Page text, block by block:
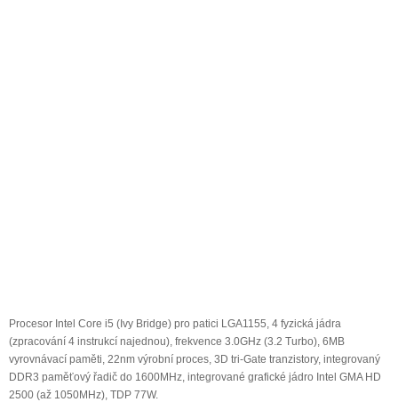
Procesor Intel Core i5 (Ivy Bridge) pro patici LGA1155, 4 fyzická jádra
(zpracování 4 instrukcí najednou), frekvence 3.0GHz (3.2 Turbo), 6MB
vyrovnávací paměti, 22nm výrobní proces, 3D tri-Gate tranzistory, integrovaný
DDR3 paměťový řadič do 1600MHz, integrované grafické jádro Intel GMA HD
2500 (až 1050MHz), TDP 77W.